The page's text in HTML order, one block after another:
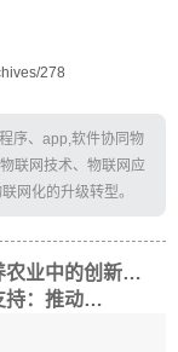
278
序、app,软件协同物
联网技术、物联网应
网化的升级转型。
上一篇: 物联网技术在可视化认养农业中的创新应用
下一篇: 物联网在农业中的政策支持：推动智慧农业发展的关键力量